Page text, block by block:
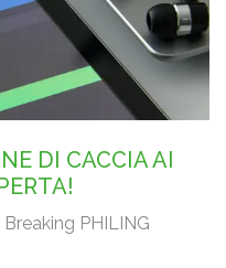
DI CACCIA AI
Breaking PHILING